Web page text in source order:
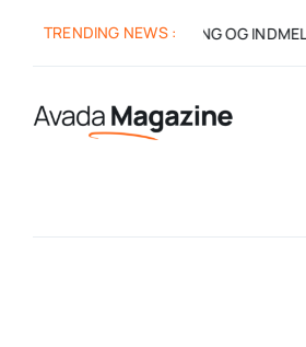
TRENDING NEWS :
GENERALFORSAMLING OG INDMELDELSE